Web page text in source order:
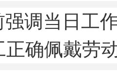
强调当日工
正确佩戴劳